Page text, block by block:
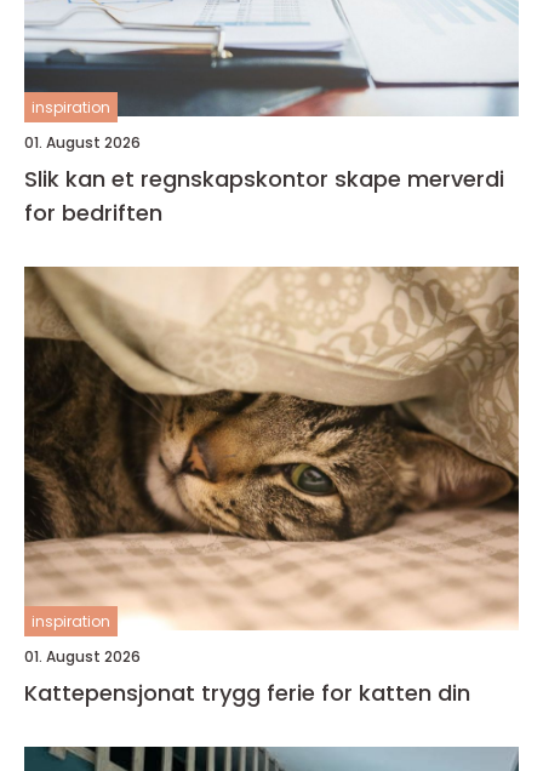
inspiration
01. August 2026
Slik kan et regnskapskontor skape merverdi
for bedriften
inspiration
01. August 2026
Kattepensjonat trygg ferie for katten din